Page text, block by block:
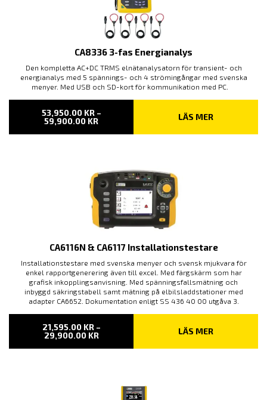
CA8336 3-fas Energianalys
Den kompletta AC+DC TRMS elnätanalysatorn för transient- och
energianalys med 5 spännings- och 4 strömingångar med svenska
menyer. Med USB och SD-kort för kommunikation med PC.
53,950.00 KR –
59,900.00 KRPRISINTERVALL:
TILL
LÄS MER
CA6116N & CA6117 Installationstestare
Installationstestare med svenska menyer och svensk mjukvara för
enkel rapportgenerering även till excel. Med färgskärm som har
grafisk inkopplingsanvisning. Med spänningsfallsmätning och
inbyggd säkringstabell samt mätning på elbilsladdstationer med
adapter CA6652. Dokumentation enligt SS 436 40 00 utgåva 3.
21,595.00 KR –
29,900.00 KRPRISINTERVALL:
TILL
LÄS MER